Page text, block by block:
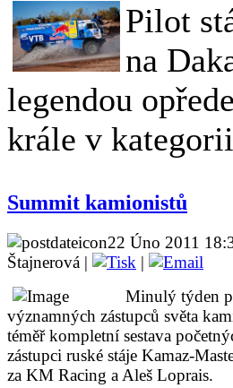
Pilot
na
legendou
krále v
Summit kamionistů
22 Úno 2011
Štajnerová |
|
Minulý týden
významných zástupců světa
téměř kompletní sestava
zástupci ruské stáje Kamaz-
za KM Racing a Aleš Loprais.